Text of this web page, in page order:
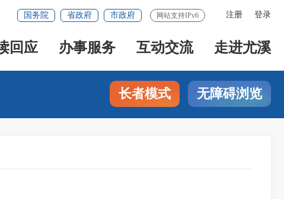
注册 登录
国务院 省政府 市政府 网站支持IPv6
回应 办事服务 互动交流 走进尤溪
长者模式 无障碍浏览